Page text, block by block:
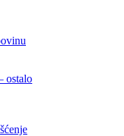
ostalo